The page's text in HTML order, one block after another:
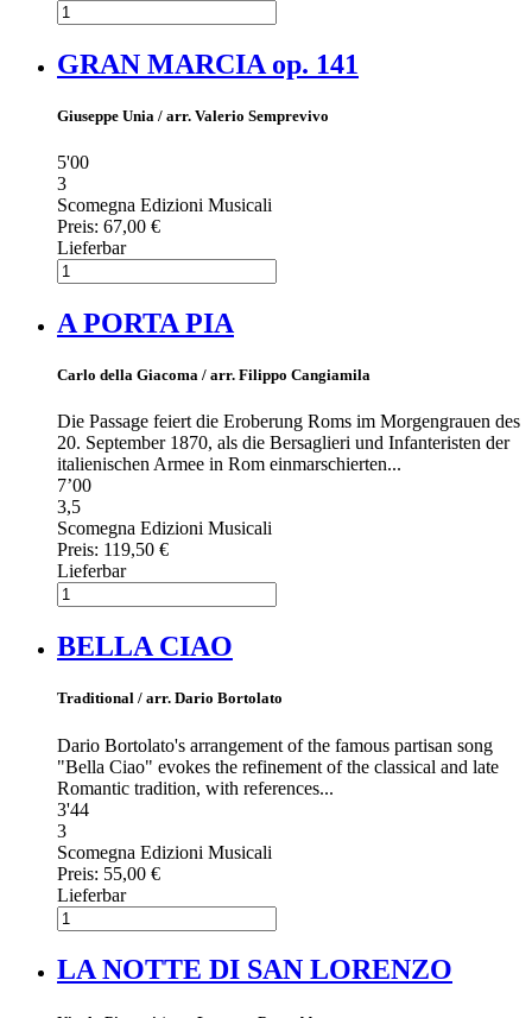
GRAN MARCIA op. 141
Giuseppe Unia / arr. Valerio Semprevivo
5'00
3
Scomegna Edizioni Musicali
Preis: 67,00 €
Lieferbar
A PORTA PIA
Carlo della Giacoma / arr. Filippo Cangiamila
Die Passage feiert die Eroberung Roms im Morgengrauen des
20. September 1870, als die Bersaglieri und Infanteristen der
italienischen Armee in Rom einmarschierten...
7’00
3,5
Scomegna Edizioni Musicali
Preis: 119,50 €
Lieferbar
BELLA CIAO
Traditional / arr. Dario Bortolato
Dario Bortolato's arrangement of the famous partisan song
"Bella Ciao" evokes the refinement of the classical and late
Romantic tradition, with references...
3'44
3
Scomegna Edizioni Musicali
Preis: 55,00 €
Lieferbar
LA NOTTE DI SAN LORENZO